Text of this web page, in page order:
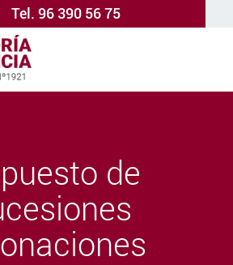
Tel. 96 390 56 75
de